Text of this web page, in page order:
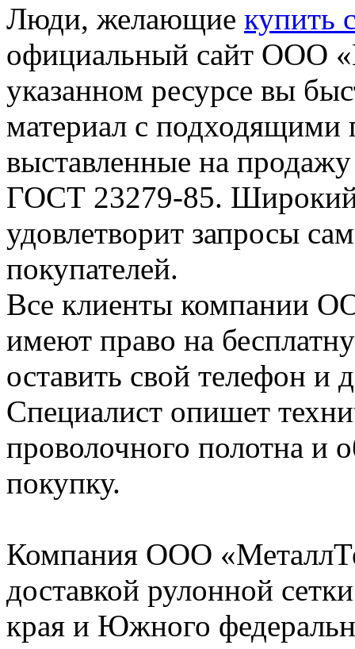
Люди, желающие купить
официальный сайт ООО
указанном ресурсе вы
материал с подходящими
выставленные на
ГОСТ 23279-85. Широкий
удовлетворит запросы
покупателей.
Все клиенты компании
имеют право на
оставить свой телефон и
Специалист опишет
проволочного полотна и
покупку.
Компания ООО
доставкой рулонной
края и Южного